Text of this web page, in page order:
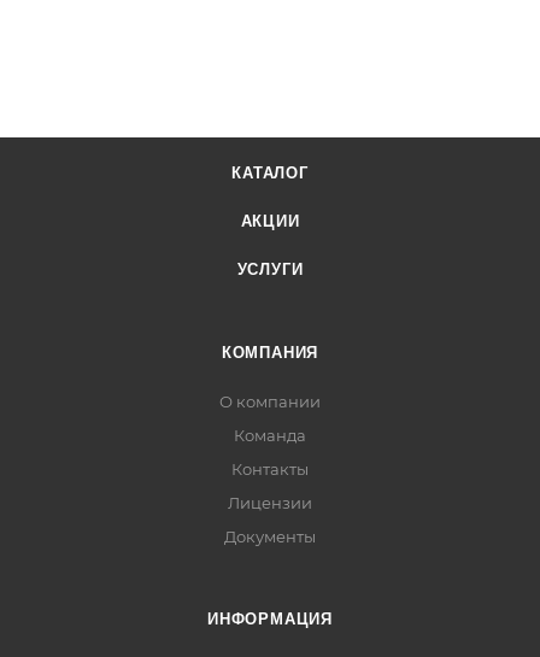
КАТАЛОГ
АКЦИИ
УСЛУГИ
КОМПАНИЯ
О компании
Команда
Контакты
Лицензии
Документы
ИНФОРМАЦИЯ